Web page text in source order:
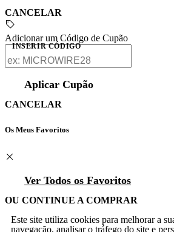
CANCELAR
Adicionar um Código de Cupão
INSERIR CÓDIGO
Aplicar Cupão
CANCELAR
Os Meus Favoritos
Ver Todos os Favoritos
OU CONTINUE A COMPRAR
Este site utiliza cookies para melhorar a
navegação, analisar o tráfego do site e